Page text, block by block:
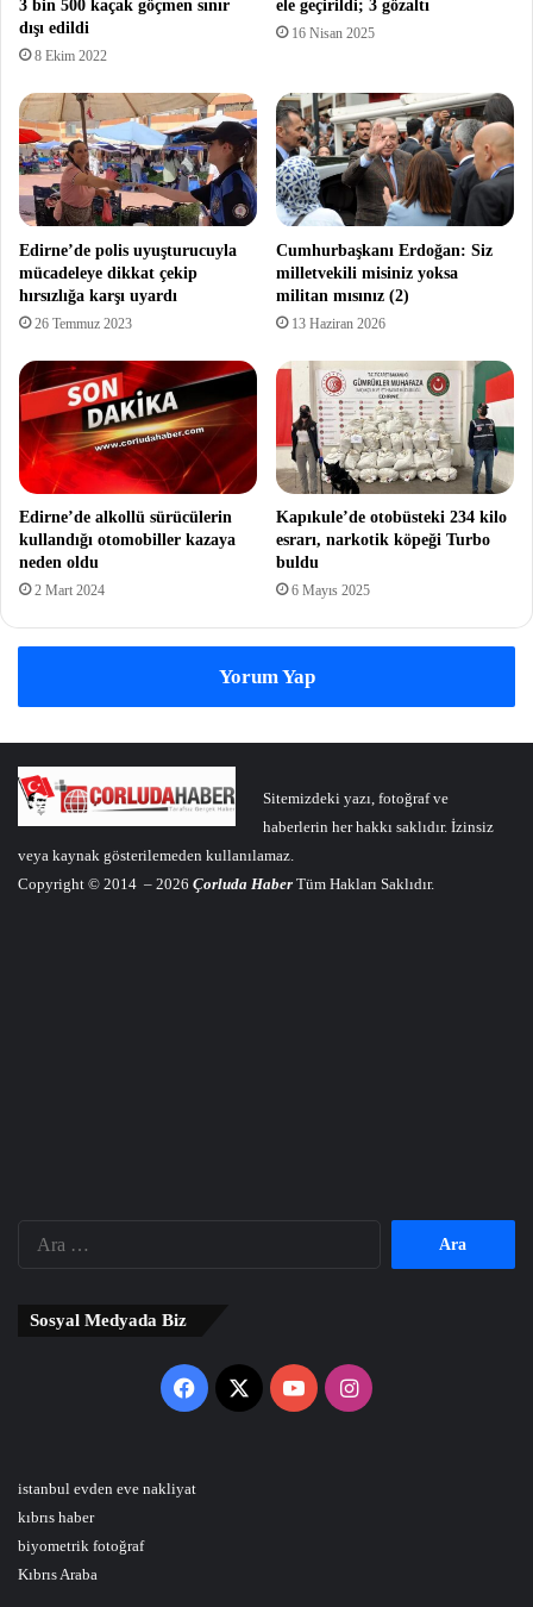
3 bin 500 kaçak göçmen sınır
dışı edildi
8 Ekim 2022
ele geçirildi; 3 gözaltı
16 Nisan 2025
Edirne’de polis uyuşturucuyla
mücadeleye dikkat çekip
hırsızlığa karşı uyardı
26 Temmuz 2023
Cumhurbaşkanı Erdoğan: Siz
milletvekili misiniz yoksa
militan mısınız (2)
13 Haziran 2026
Edirne’de alkollü sürücülerin
kullandığı otomobiller kazaya
neden oldu
2 Mart 2024
Kapıkule’de otobüsteki 234 kilo
esrarı, narkotik köpeği Turbo
buldu
6 Mayıs 2025
Yorum Yap
Sitemizdeki yazı, fotoğraf ve
haberlerin her hakkı saklıdır. İzinsiz
veya kaynak gösterilemeden kullanılamaz.
Copyright © 2014 – 2026 Çorluda Haber Tüm Hakları Saklıdır.
Sosyal Medyada Biz
Facebook
X YouTubeInstagram
istanbul evden eve nakliyat
kıbrıs haber
biyometrik fotoğraf
Kıbrıs Araba